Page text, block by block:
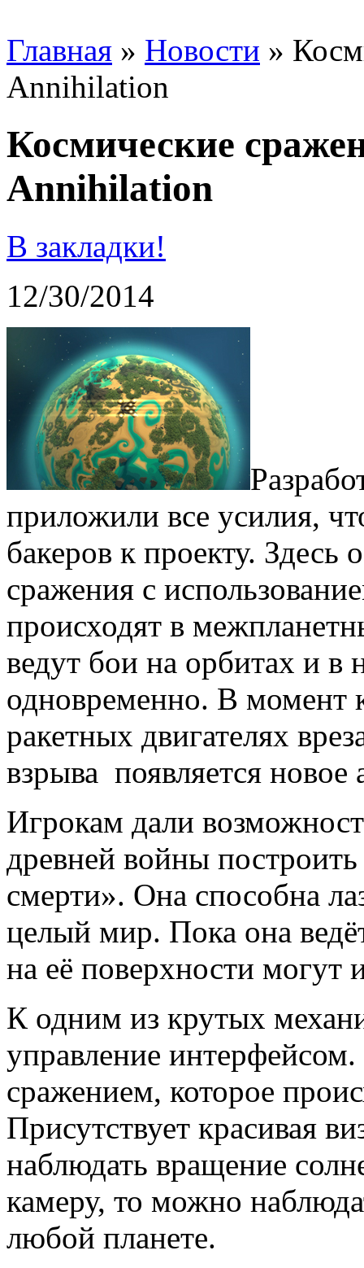
Главная » Новости »
Annihilation
Космические
Annihilation
В закладки!
12/30/2014
приложили все усилия,
бакеров к проекту.
сражения с
происходят в
ведут бои на орбитах и в
одновременно. В момент
ракетных двигателях
взрыва появляется новое
Игрокам дали
древней войны
смерти». Она способна
целый мир. Пока она
на её поверхности могут
К одним из крутых
управление
сражением, которое
Присутствует красивая
наблюдать вращение
камеру, то можно
любой планете.